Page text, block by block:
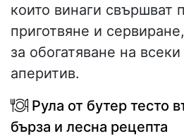
които винаги свършват
приготвяне и
за обогатяване на
аперитив.
Рула от бутер тесто
бърза и лесна рецепта